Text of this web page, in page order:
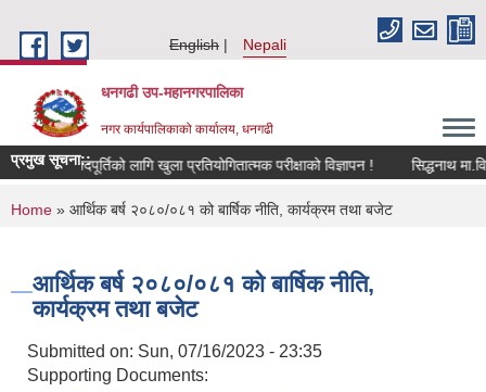
English
Nepali
धनगढी उप-महानगरपालिका
नगर कार्यपालिकाको कार्यालय, धनगढी
प्रमुख सूचना::
सहयोगीको पदपूर्तिको लागि खुला प्रतियोगितात्मक परीक्षाको विज्ञापन !
You are here
Home » आर्थिक बर्ष २०८०/०८१ को बार्षिक नीति, कार्यक्रम तथा बजेट
आर्थिक बर्ष २०८०/०८१ को बार्षिक नीति,
कार्यक्रम तथा बजेट
Submitted on: Sun, 07/16/2023 - 23:35
Supporting Documents: